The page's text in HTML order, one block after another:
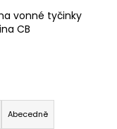
vonné tyčinky
CB
Abecedně